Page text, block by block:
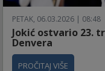
PETAK, 06.03.2026 | 08:48
Jokić ostvario 23.
Denvera
PROČITAJ VIŠE